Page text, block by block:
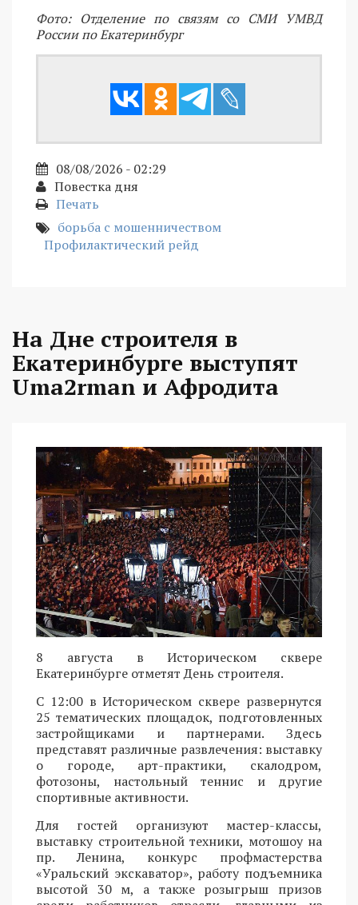
Фото: Отделение по связям со СМИ УМВД
России по Екатеринбург
08/08/2026 - 02:29
Повестка дня
Печать
борьба с мошенничеством
Профилактический рейд
На Дне строителя в
Екатеринбурге выступят
Uma2rman и Афродита
8 августа в Историческом сквере
Екатеринбурге отметят День строителя.
С 12:00 в Историческом сквере развернутся
25 тематических площадок, подготовленных
застройщиками и партнерами. Здесь
представят различные развлечения: выставку
о городе, арт-практики, скалодром,
фотозоны, настольный теннис и другие
спортивные активности.
Для гостей организуют мастер-классы,
выставку строительной техники, мотошоу на
пр. Ленина, конкурс профмастерства
«Уральский экскаватор», работу подъемника
высотой 30 м, а также розыгрыш призов